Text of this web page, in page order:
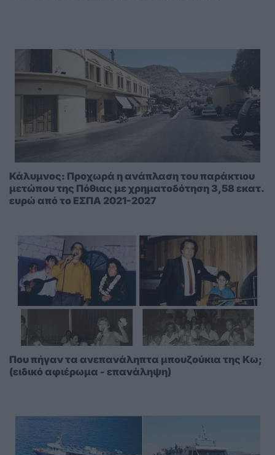
Κάλυμνος: Προχωρά η ανάπλαση του παράκτιου
μετώπου της Πόθιας με χρηματοδότηση 3,58 εκατ.
ευρώ από το ΕΣΠΑ 2021-2027
Που πήγαν τα ανεπανάληπτα μπουζούκια της Κω;
(ειδικό αφιέρωμα - επανάληψη)